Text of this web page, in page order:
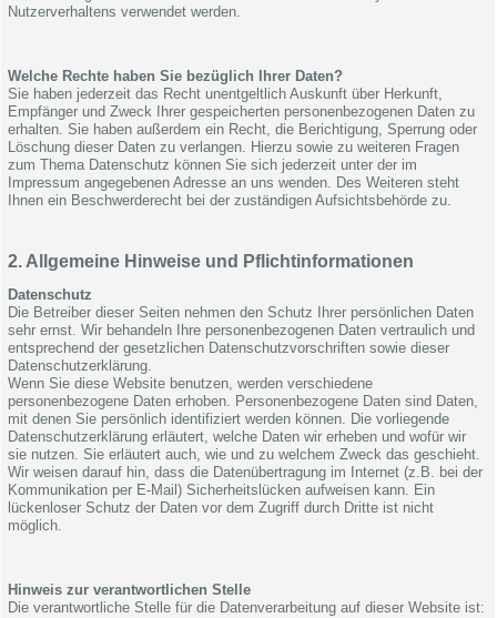
Nutzerverhaltens verwendet werden.
Welche Rechte haben Sie bezüglich Ihrer Daten?
Sie haben jederzeit das Recht unentgeltlich Auskunft über Herkunft,
Empfänger und Zweck Ihrer gespeicherten personenbezogenen Daten zu
erhalten. Sie haben außerdem ein Recht, die Berichtigung, Sperrung oder
Löschung dieser Daten zu verlangen. Hierzu sowie zu weiteren Fragen
zum Thema Datenschutz können Sie sich jederzeit unter der im
Impressum angegebenen Adresse an uns wenden. Des Weiteren steht
Ihnen ein Beschwerderecht bei der zuständigen Aufsichtsbehörde zu.
2. Allgemeine Hinweise und Pflichtinformationen
Datenschutz
Die Betreiber dieser Seiten nehmen den Schutz Ihrer persönlichen Daten
sehr ernst. Wir behandeln Ihre personenbezogenen Daten vertraulich und
entsprechend der gesetzlichen Datenschutzvorschriften sowie dieser
Datenschutzerklärung.
Wenn Sie diese Website benutzen, werden verschiedene
personenbezogene Daten erhoben. Personenbezogene Daten sind Daten,
mit denen Sie persönlich identifiziert werden können. Die vorliegende
Datenschutzerklärung erläutert, welche Daten wir erheben und wofür wir
sie nutzen. Sie erläutert auch, wie und zu welchem Zweck das geschieht.
Wir weisen darauf hin, dass die Datenübertragung im Internet (z.B. bei der
Kommunikation per E-Mail) Sicherheitslücken aufweisen kann. Ein
lückenloser Schutz der Daten vor dem Zugriff durch Dritte ist nicht
möglich.
Hinweis zur verantwortlichen Stelle
Die verantwortliche Stelle für die Datenverarbeitung auf dieser Website ist: